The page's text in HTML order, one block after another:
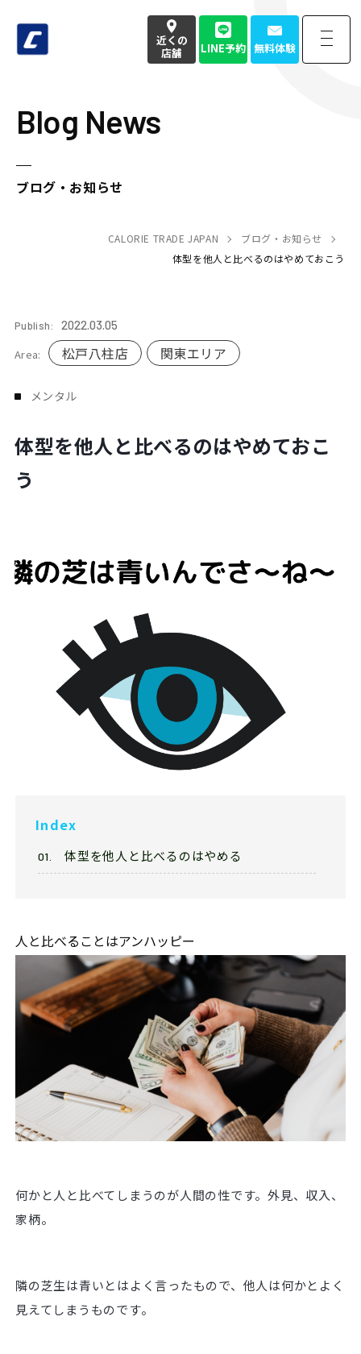
近くの
店舗
050-3177-4904
受付時間 9:00〜18:00定休日 土日祝
Strength 強み・特徴
Plan プラン・料金表
Case お客様事例
Contact 体験レッスン申し込み
Company 運営会社情報
フランチャイズ加盟店募集
Our Sns
近くの
店舗
LINE予約 無料体験
Blog News
ブログ・お知らせ
CALORIE TRADE JAPAN
ブログ・お知らせ
体型を他人と比べるのはやめておこう
Publish: 2022.03.05
Area: 松戸八柱店 関東エリア
メンタル
体型を他人と比べるのはやめておこ
う
Index
体型を他人と比べるのはやめる
人と比べることはアンハッピー
何かと人と比べてしまうのが人間の性です。外見、収入、
家柄。
隣の芝生は青いとはよく言ったもので、他人は何かとよく
見えてしまうものです。